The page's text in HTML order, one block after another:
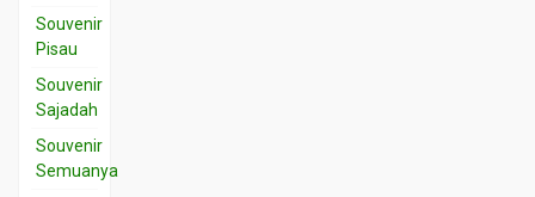
Souvenir
Pisau
Souvenir
Sajadah
Souvenir
Semuanya